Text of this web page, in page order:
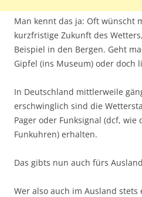
Man kennt das ja: Oft wünscht
kurzfristige Zukunft des
Beispiel in den Bergen. Geht
Gipfel (ins Museum) oder doch
In Deutschland mittlerweile
erschwinglich sind die
Pager oder Funksignal (dcf, wie
Funkuhren) erhalten.
Das gibts nun auch fürs
Wer also auch im Ausland stets